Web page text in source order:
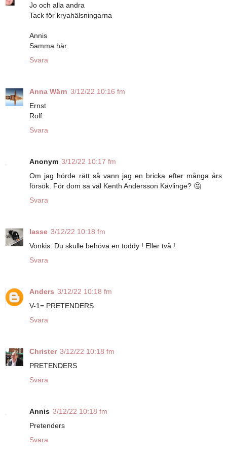
Jo och alla andra
Tack för kryahälsningarna
Annis
Samma här.
Svara
Anna Wärn 3/12/22 10:16 fm
Ernst
Rolf
Svara
Anonym 3/12/22 10:17 fm
Om jag hörde rätt så vann jag en bricka efter många års
försök. För dom sa väl Kenth Andersson Kävlinge? 🤔
Svara
lasse 3/12/22 10:18 fm
Vonkis: Du skulle behöva en toddy ! Eller två !
Svara
Anders 3/12/22 10:18 fm
V-1= PRETENDERS
Svara
Christer 3/12/22 10:18 fm
PRETENDERS
Svara
Annis 3/12/22 10:18 fm
Pretenders
Svara